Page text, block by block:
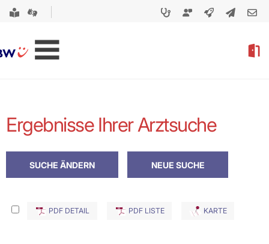
Ergebnisse Ihrer Arztsuche
PDF DETAIL PDF LISTE KARTE